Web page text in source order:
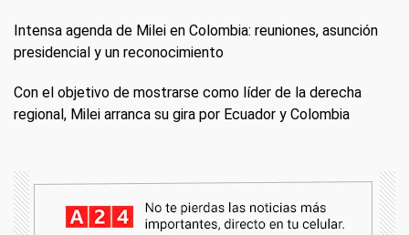
Intensa agenda de Milei en Colombia: reuniones, asunción
presidencial y un reconocimiento
Con el objetivo de mostrarse como líder de la derecha
regional, Milei arranca su gira por Ecuador y Colombia